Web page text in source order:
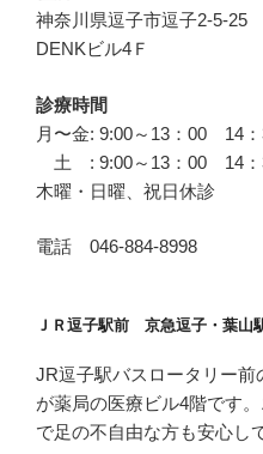
神奈川県逗子市逗子2-5-25
DENKビル4Ｆ
診療時間
月〜金: 9:00～13：00 14
土 : 9:00～13：00 14：
木曜・日曜、祝日休診
電話 046-884-8998
ＪＲ逗子駅前 京急逗子・葉山
JR逗子駅バスロータリー
が薬局の医療ビル4階です
で足の不自由な方も安心し